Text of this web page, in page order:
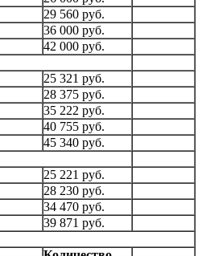
29 560 руб.
36 000 руб.
42 000 руб.
25 321 руб.
28 375 руб.
35 222 руб.
40 755 руб.
45 340 руб.
25 221 руб.
28 230 руб.
34 470 руб.
39 871 руб.